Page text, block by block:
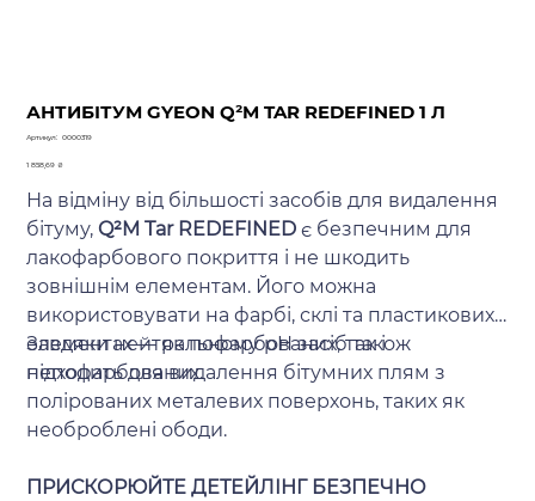
АНТИБІТУМ GYEON Q²M TAR REDEFINED 1 Л
Артикул:
Артикул
0000319
Ціна
1 858,69 ₴
На відміну від більшості засобів для видалення
бітуму,Q²M Tar REDEFINED є безпечним для
лакофарбового покриття і не шкодить
зовнішнім елементам. Його можна
використовувати на фарбі, склі та пластикових
елементах — як пофарбованих, так і
непофарбованих.
Завдяки нейтральному pH засіб також
підходить для видалення бітумних плям з
полірованих металевих поверхонь, таких як
необроблені ободи.
ПРИСКОРЮЙТЕ ДЕТЕЙЛІНГ БЕЗПЕЧНО